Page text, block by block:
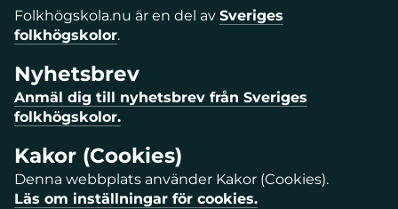
Folkhögskola.nu är en del av Sveriges
folkhögskolor.
Nyhetsbrev
Anmäl dig till nyhetsbrev från Sveriges
folkhögskolor.
Kakor (Cookies)
Denna webbplats använder Kakor (Cookies).
Läs om inställningar för cookies.